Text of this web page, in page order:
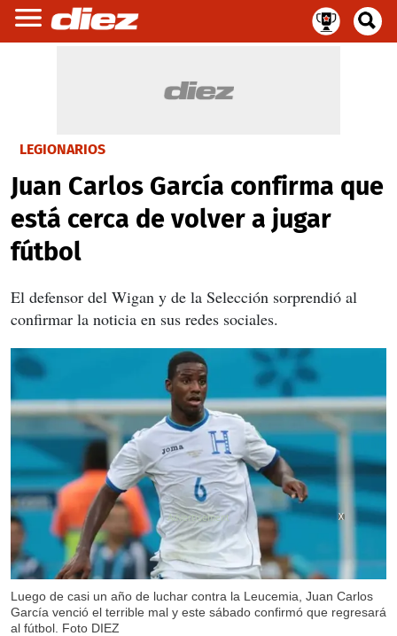
LEGIONARIOS
Juan Carlos García confirma que
está cerca de volver a jugar
fútbol
El defensor del Wigan y de la Selección sorprendió al
confirmar la noticia en sus redes sociales.
Luego de casi un año de luchar contra la Leucemia, Juan Carlos
García venció el terrible mal y este sábado confirmó que regresará
al fútbol. Foto DIEZ
X